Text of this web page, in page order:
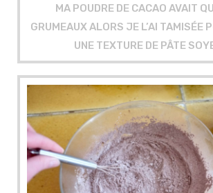
MA POUDRE DE CACAO AVAIT
GRUMEAUX ALORS JE L’AI TAMISÉE
UNE TEXTURE DE PÂTE